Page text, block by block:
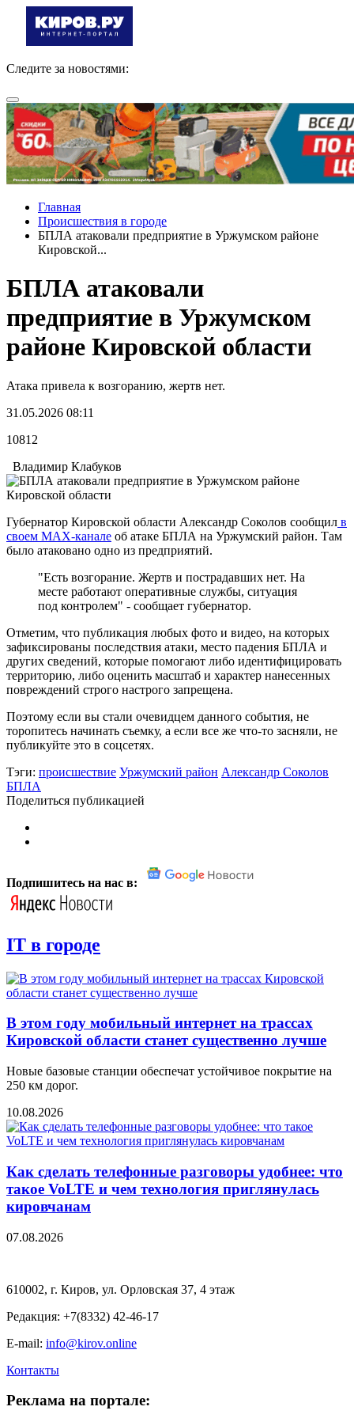
Следите за новостями:
Главная
Происшествия в городе
БПЛА атаковали предприятие в Уржумском районе
Кировской...
БПЛА атаковали
предприятие в Уржумском
районе Кировской области
Атака привела к возгоранию, жертв нет.
31.05.2026 08:11
10812
Владимир Клабуков
Губернатор Кировской области Александр Соколов сообщил в
своем MAX-канале об атаке БПЛА на Уржумский район. Там
было атаковано одно из предприятий.
"Есть возгорание. Жертв и пострадавших нет. На
месте работают оперативные службы, ситуация
под контролем" - сообщает губернатор.
Отметим, что публикация любых фото и видео, на которых
зафиксированы последствия атаки, место падения БПЛА и
других сведений, которые помогают либо идентифицировать
территорию, либо оценить масштаб и характер нанесенных
повреждений строго настрого запрещена.
Поэтому если вы стали очевидцем данного события, не
торопитесь начинать съемку, а если все же что-то засняли, не
публикуйте это в соцсетях.
Тэги: происшествие Уржумский район Александр Соколов
БПЛА
Поделиться публикацией
Подпишитесь на нас в:
IT в городе
В этом году мобильный интернет на трассах
Кировской области станет существенно лучше
Новые базовые станции обеспечат устойчивое покрытие на
250 км дорог.
10.08.2026
Как сделать телефонные разговоры удобнее: что
такое VoLTE и чем технология приглянулась
кировчанам
07.08.2026
610002, г. Киров, ул. Орловская 37, 4 этаж
Редакция: +7(8332) 42-46-17
E-mail: info@kirov.online
Контакты
Реклама на портале: